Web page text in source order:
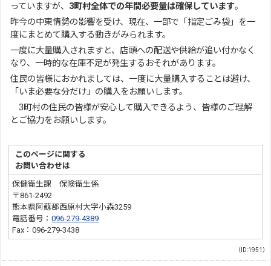
っていますが、 3町村全体での年間必要量は確保しています。
昨今の中東情勢の影響を受け、現在、一部で「指定ごみ袋」を一
度にまとめて購入する動きがみられます。
一度に大量購入されますと、店頭への配送や供給が追い付かなく
なり、一時的な在庫不足が発生するおそれがあります。
住民の皆様におかれましては、一度に大量購入することは避け、
「いま必要な分だけ」の購入をお願いします。
3町村の住民の皆様が安心して購入できるよう、皆様のご理解
とご協力をお願いします。
このページに関する
お問い合わせは
保健衛生課 保険衛生係
〒861-2492
熊本県阿蘇郡西原村大字小森3259
電話番号：096-279-4389
Fax：096-279-3438
（ID:1951）